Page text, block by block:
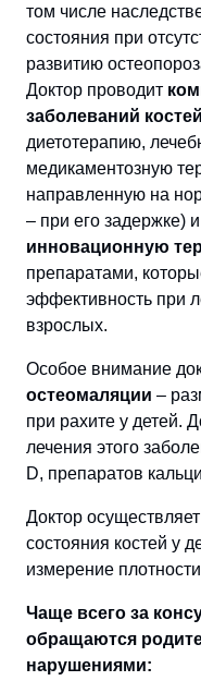
том числе
состояния при
развитию
Доктор проводит
заболеваний
диетотерапию,
медикаментозную
направленную на
– при его задержке)
инновационную
препаратами,
эффективность при
взрослых.
Особое внимание
остеомаляции –
при рахите у детей.
лечения этого
D, препаратов
Доктор
состояния костей у
измерение
Чаще всего за
обращаются
нарушениями: